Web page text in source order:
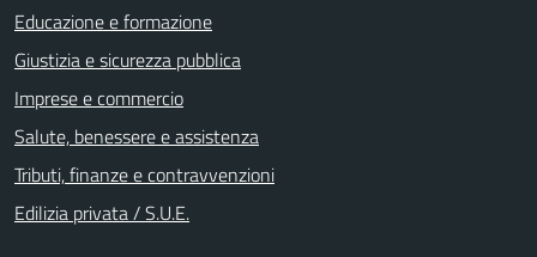
Educazione e formazione
Giustizia e sicurezza pubblica
Imprese e commercio
Salute, benessere e assistenza
Tributi, finanze e contravvenzioni
Edilizia privata / S.U.E.